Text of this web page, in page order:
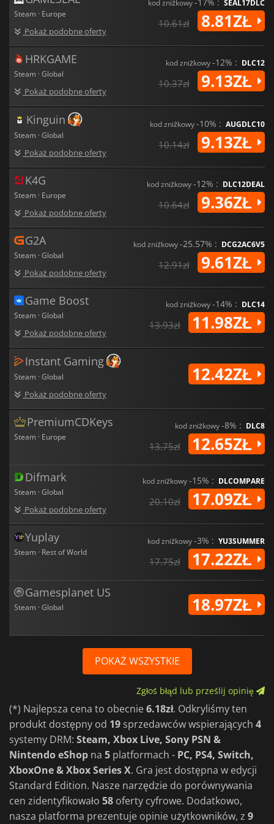
Steam · Europe
Pokaż podobne oferty
kod zniżkowy SEAL17DLC
10.61zł 8.81ZŁ
HRKGAME
Steam · Global
Pokaż podobne oferty
kod zniżkowy-12% : DLC12
10.37zł 9.13ZŁ
Kinguin
Steam · Global
Pokaż podobne oferty
kod zniżkowy-10% : AUGDLC10
10.14zł 9.13ZŁ
K4G
Steam · Europe
Pokaż podobne oferty
kod zniżkowy-12% : DLC12DEAL
10.64zł 9.36ZŁ
G2A
Steam · Global
Pokaż podobne oferty
kod zniżkowy-25.57% : DCG2AC6V5
12.91zł 9.61ZŁ
Game Boost
Steam · Global
Pokaż podobne oferty
kod zniżkowy-14% : DLC14
13.93zł 11.98ZŁ
Instant Gaming
Steam · Global
Pokaż podobne oferty
12.42ZŁ
PremiumCDKeys
Steam · Europe
kod zniżkowy-8% : DLC8
13.75zł 12.65ZŁ
Difmark
Steam · Global
Pokaż podobne oferty
kod zniżkowy-15% : DLCOMPARE
20.10zł 17.09ZŁ
Yuplay
Steam · Rest of World
kod zniżkowy-3% : YU3SUMMER
17.75zł 17.22ZŁ
Gamesplanet US
Steam · Global 18.97ZŁ
POKAŻ WSZYSTKIE
Zgłoś błąd lub prześlij opinię
(*) Najlepsza cena to obecnie6.18zł. Odkryliśmy ten
produkt dostępny od 19 sprzedawców wspierających 4
systemy DRM: Steam, Xbox Live, Sony PSN &
Nintendo eShop na 5 platformach - PC, PS4, Switch,
XboxOne & Xbox Series X. Gra jest dostępna w edycji
Standard Edition. Nasze narzędzie do porównywania
cen zidentyfikowało 58 oferty cyfrowe. Dodatkowo,
nasza platforma prezentuje opinie użytkowników, z 9